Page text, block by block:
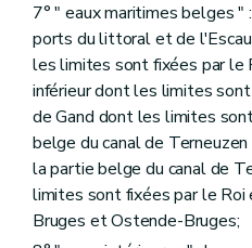
7° " eaux maritimes belges
ports du littoral et de
les limites sont fixées par le
inférieur dont les limites
de Gand dont les limites
belge du canal de
la partie belge du canal de
limites sont fixées par le Roi
Bruges et Ostende-Bruges;